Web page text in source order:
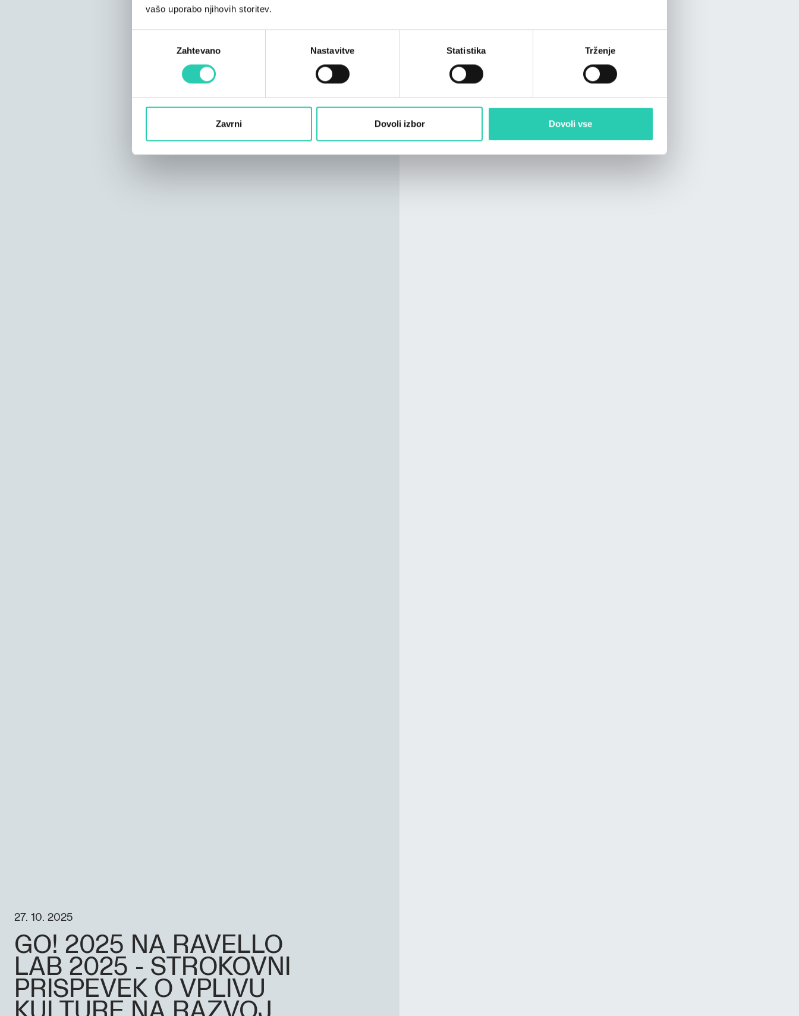
vašo uporabo njihovih storitev.
Zahtevano Nastavitve Statistika Trženje
Zavrni Dovoli izbor Dovoli vse
27. 10. 2025
GO! 2025 NA RAVELLO
LAB 2025 - STROKOVNI
PRISPEVEK O VPLIVU